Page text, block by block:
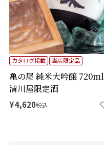
亀の尾 純米大吟醸 720ml
清川屋限定酒
カタログ掲載 当店限定品
¥4,620税込